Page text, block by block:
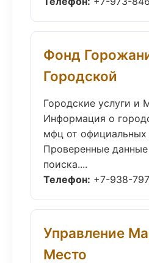
Фонд
Городской
Городские услуги
Информация о
мфц от официальных
Проверенные
поиска....
Телефон: +7-938-
Управление
Место